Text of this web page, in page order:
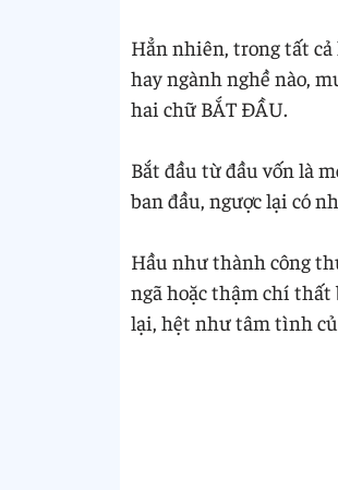
Hẳn nhiên, trong tất
hay ngành nghề nào,
hai chữ BẮT ĐẦU.
Bắt đầu từ đầu vốn là
ban đầu, ngược lại có
Hầu như thành công
ngã hoặc thậm chí thất
lại, hệt như tâm tình